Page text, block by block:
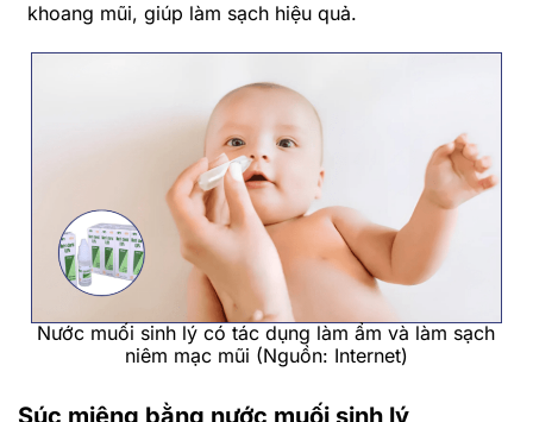
khoang mũi, giúp làm sạch hiệu quả.
Nước muối sinh lý có tác dụng làm ẩm và làm sạch
niêm mạc mũi (Nguồn: Internet)
Súc miệng bằng nước muối sinh lý